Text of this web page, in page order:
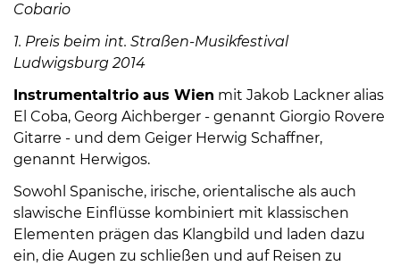
Mo,
Di,
Fr
08
Uhr
Do
Cobario
1. Preis beim int. Straßen-Musikfestival
Ludwigsburg 2014
Instrumentaltrio aus Wien mit Jakob Lackner alias
El Coba, Georg Aichberger - genannt Giorgio Rovere
Gitarre - und dem Geiger Herwig Schaffner,
genannt Herwigos.
Sowohl Spanische, irische, orientalische als auch
slawische Einflüsse kombiniert mit klassischen
Elementen prägen das Klangbild und laden dazu
ein, die Augen zu schließen und auf Reisen zu